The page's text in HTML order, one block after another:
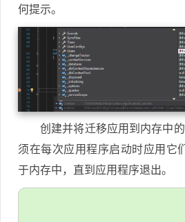
何提示。
创建并将迁移应用到内存中
须在每次应用程序启动时应用它
于内存中，直到应用程序退出。